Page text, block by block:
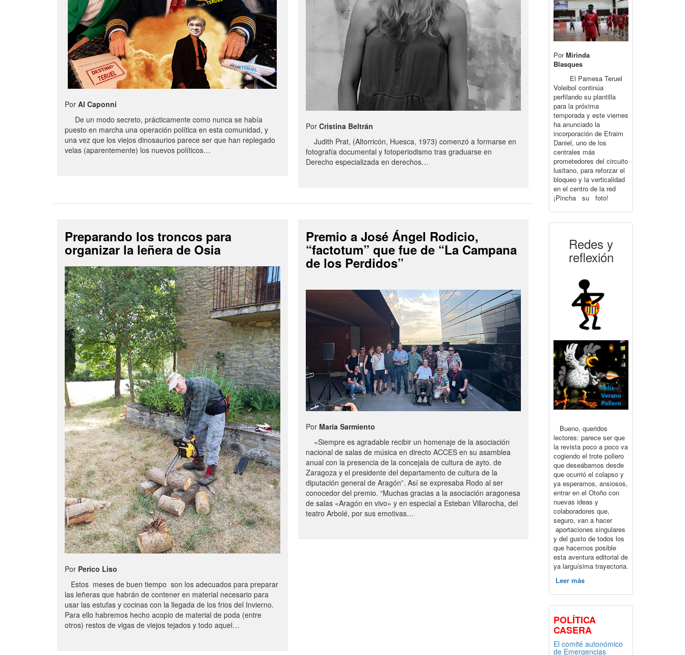
Por Al Caponni
De un modo secreto, prácticamente como nunca se había
puesto en marcha una operación política en esta comunidad, y
una vez que los viejos dinosaurios parece ser que han replegado
velas (aparentemente) los nuevos políticos…
PorCristina Beltrán
Judith Prat, (Altorricón, Huesca, 1973) comenzó a formarse en
fotografía documental y fotoperiodismo tras graduarse en
Derecho especializada en derechos…
Preparando los troncos para
organizar la leñera de Osia
Por Perico Liso
Estos meses de buen tiempo son los adecuados para preparar
las leñeras que habrán de contener en material necesario para
usar las estufas y cocinas con la llegada de los frios del Invierno.
Para ello habremos hecho acopio de material de poda (entre
otros) restos de vigas de viejos tejados y todo aquel…
Premio a José Ángel Rodicio,
“factotum” que fue de “La Campana
de los Perdidos”
Por María Sarmiento
«Siempre es agradable recibir un homenaje de la asociación
nacional de salas de música en directo ACCES en su asamblea
anual con la presencia de la concejala de cultura de ayto. de
Zaragoza y el presidente del departamento de cultura de la
diputación general de Aragón”. Así se expresaba Rodo al ser
conocedor del premio. “Muchas gracias a la asociación aragonesa
de salas «Aragón en vivo» y en especial a Esteban Villarocha, del
teatro Arbolé, por sus emotivas…
PorMirinda
Blasques
El Pamesa Teruel
Voleibol continúa
perfilando su plantilla
para la próxima
temporada y este viernes
ha anunciado la
incorporación de Efraim
Daniel, uno de los
centrales más
prometedores del circuito
lusitano, para reforzar el
bloqueo y la verticalidad
en el centro de la red
¡Pincha su foto!
Redes y
reflexión
Bueno, queridos
lectores: parece ser que
la revista poco a poco va
cogiendo el trote pollero
que deseábamos desde
que ocurrió el colapso y
ya esperamos, ansiosos,
entrar en el Otoño con
nuevas ideas y
colaboradores que,
seguro, van a hacer
aportaciones singulares
y del gusto de todos los
que hacemos posible
esta aventura editorial de
ya larguísima trayectoria.
Leer más
POLÍTICA
CASERA
El comité autonómico
de Emergencias